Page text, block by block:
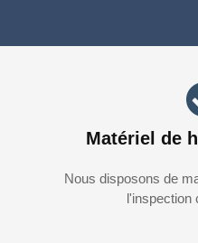
Matériel de
Nous disposons de
l'inspection